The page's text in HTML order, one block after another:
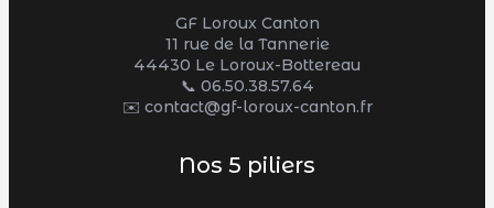
GF Loroux Canton
11 rue de la Tannerie
44430 Le Loroux-Bottereau
📞 06.50.38.57.64
✉️ contact@gf-loroux-canton.fr
Nos 5 piliers